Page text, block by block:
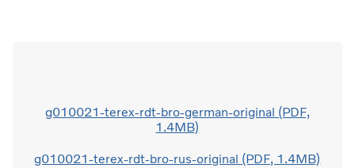
g010021-terex-rdt-bro-german-original (PDF,
1.4MB)
g010021-terex-rdt-bro-rus-original (PDF, 1.4MB)